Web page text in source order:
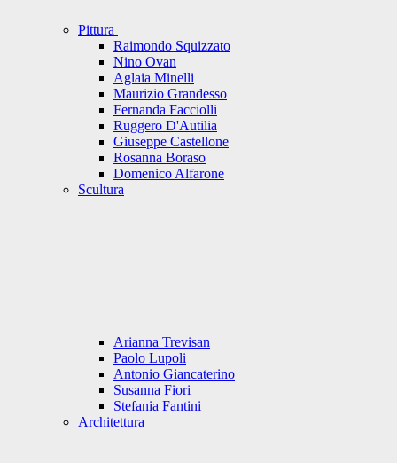
Pittura
Raimondo Squizzato
Nino Ovan
Aglaia Minelli
Maurizio Grandesso
Fernanda Facciolli
Ruggero D'Autilia
Giuseppe Castellone
Rosanna Boraso
Domenico Alfarone
Scultura
Arianna Trevisan
Paolo Lupoli
Antonio Giancaterino
Susanna Fiori
Stefania Fantini
Architettura